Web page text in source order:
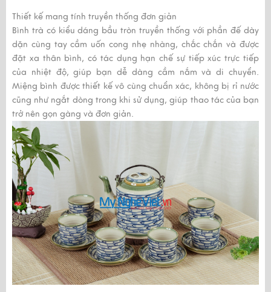
Thiết kế mang tính truyền thống đơn giản
Bình trà có kiểu dáng bầu tròn truyền thống với phần đế dày
dặn cùng tay cầm uốn cong nhẹ nhàng, chắc chắn và được
đặt xa thân bình, có tác dụng hạn chế sự tiếp xúc trực tiếp
của nhiệt độ, giúp bạn dễ dàng cầm nắm và di chuyển.
Miệng bình được thiết kế vô cùng chuẩn xác, không bị rỉ nước
cũng như ngắt dòng trong khi sử dụng, giúp thao tác của bạn
trở nên gọn gàng và đơn giản.